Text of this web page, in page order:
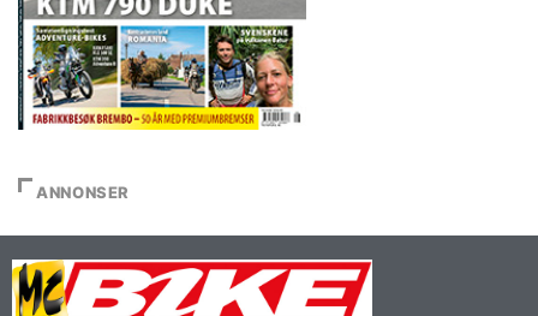
ANNONSER